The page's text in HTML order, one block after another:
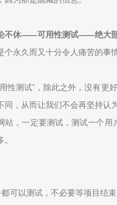
不休——可用性测试——绝大
个永久而又十分令人痛苦的事
性测试”，除此之外，没有
同，从而让我们不会再坚持认
站，一定要测试，测试一个
可以测试，不必要等项目结